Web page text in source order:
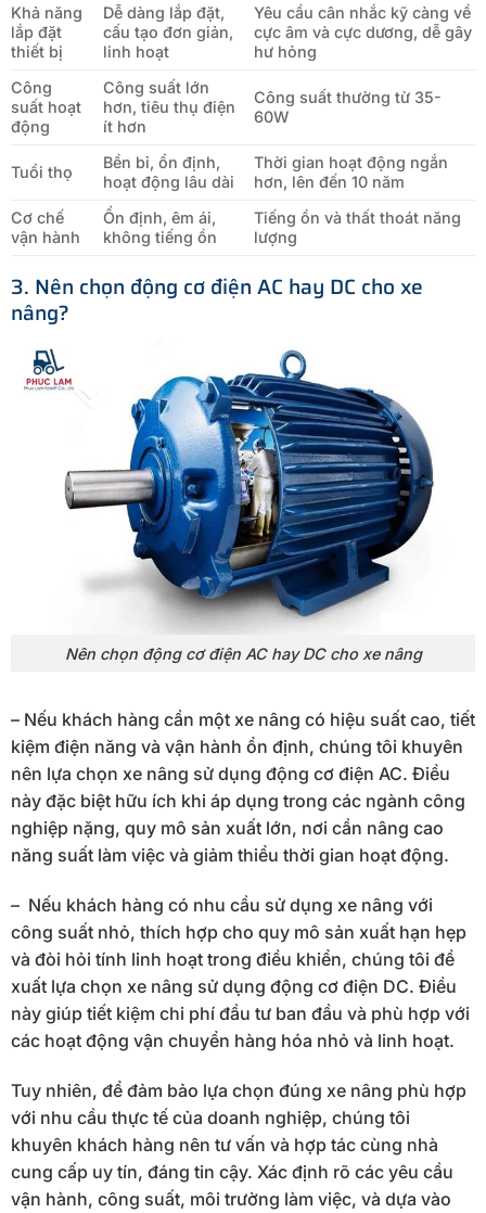
Khả năng
lắp đặt
thiết bị
Dễ dàng lắp đặt,
cấu tạo đơn giản,
linh hoạt
Yêu cầu cân nhắc kỹ càng về
cực âm và cực dương, dễ gây
hư hỏng
Công
suất hoạt
động
Công suất lớn
hơn, tiêu thụ điện
ít hơn
Công suất thường từ 35-
60W
Tuổi thọ
Bền bỉ, ổn định,
hoạt động lâu dài
Thời gian hoạt động ngắn
hơn, lên đến 10 năm
Cơ chế
vận hành
Ổn định, êm ái,
không tiếng ồn
Tiếng ồn và thất thoát năng
lượng
3. Nên chọn động cơ điện AC hay DC cho xe
nâng?
Nên chọn động cơ điện AC hay DC cho xe nâng
– Nếu khách hàng cần một xe nâng có hiệu suất cao, tiết
kiệm điện năng và vận hành ổn định, chúng tôi khuyên
nên lựa chọn xe nâng sử dụng động cơ điện AC. Điều
này đặc biệt hữu ích khi áp dụng trong các ngành công
nghiệp nặng, quy mô sản xuất lớn, nơi cần nâng cao
năng suất làm việc và giảm thiểu thời gian hoạt động.
– Nếu khách hàng có nhu cầu sử dụng xe nâng với
công suất nhỏ, thích hợp cho quy mô sản xuất hạn hẹp
và đòi hỏi tính linh hoạt trong điều khiển, chúng tôi đề
xuất lựa chọn xe nâng sử dụng động cơ điện DC. Điều
này giúp tiết kiệm chi phí đầu tư ban đầu và phù hợp với
các hoạt động vận chuyển hàng hóa nhỏ và linh hoạt.
Tuy nhiên, để đảm bảo lựa chọn đúng xe nâng phù hợp
với nhu cầu thực tế của doanh nghiệp, chúng tôi
khuyên khách hàng nên tư vấn và hợp tác cùng nhà
cung cấp uy tín, đáng tin cậy. Xác định rõ các yêu cầu
vận hành, công suất, môi trường làm việc, và dựa vào